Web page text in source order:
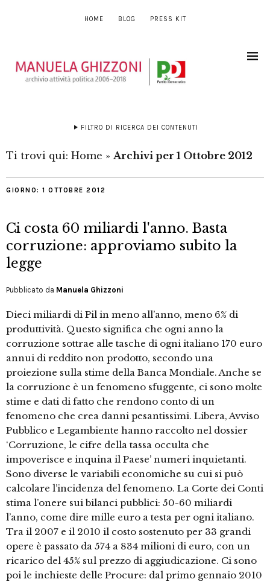
HOME BLOG PRESS KIT
FILTRO DI RICERCA DEI CONTENUTI
Ti trovi qui: Home » Archivi per 1 Ottobre 2012
GIORNO: 1 OTTOBRE 2012
Ci costa 60 miliardi l'anno. Basta
corruzione: approviamo subito la
legge
Pubblicato da Manuela Ghizzoni
Dieci miliardi di Pil in meno all’anno, meno 6% di
produttività. Questo significa che ogni anno la
corruzione sottrae alle tasche di ogni italiano 170 euro
annui di reddito non prodotto, secondo una
proiezione sulla stime della Banca Mondiale. Anche se
la corruzione è un fenomeno sfuggente, ci sono molte
stime e dati di fatto che rendono conto di un
fenomeno che crea danni pesantissimi. Libera, Avviso
Pubblico e Legambiente hanno raccolto nel dossier
‘Corruzione, le cifre della tassa occulta che
impoverisce e inquina il Paese’ numeri inquietanti.
Sono diverse le variabili economiche su cui si può
calcolare l’incidenza del fenomeno. La Corte dei Conti
stima l’onere sui bilanci pubblici: 50-60 miliardi
l’anno, come dire mille euro a testa per ogni italiano.
Tra il 2007 e il 2010 il costo sostenuto per 33 grandi
opere è passato da 574 a 834 milioni di euro, con un
ricarico del 45% sul prezzo di aggiudicazione. Ci sono
poi le inchieste delle Procure: dal primo gennaio 2010